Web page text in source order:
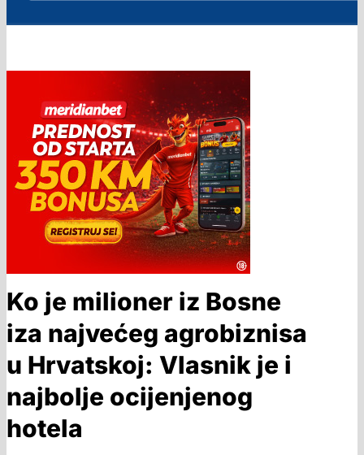
Ko je milioner iz Bosne
iza najvećeg agrobiznisa
u Hrvatskoj: Vlasnik je i
najbolje ocijenjenog
hotela